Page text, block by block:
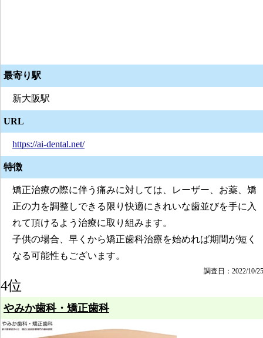
最寄り駅
新大阪駅
URL
https://ai-dental.net/
特徴
矯正治療の際に伴う痛みに対しては、レーザー、お薬、矯
正の力を調整しできる限り快適にきれいな歯並びを手に入
れて頂けるよう治療に取り組みます。
子供の場合、早くから矯正歯科治療を始めれば期間が短く
なる可能性もございます。
調査日：2022/10/25
4位
やみか歯科・矯正歯科